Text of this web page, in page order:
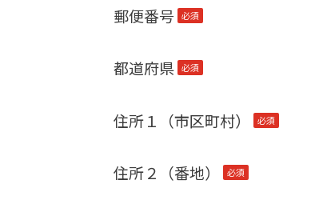
須)
郵便番号
須)
都道府県
須)
住所１（市区町村）
住所２（番地）